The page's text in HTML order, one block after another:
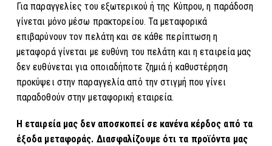
Για παραγγελίες του εξωτερικού ή της Κύπρου, η παράδοση
γίνεται μόνο μέσω πρακτορείου. Τα μεταφορικά
επιβαρύνουν τον πελάτη και σε κάθε περίπτωση η
μεταφορά γίνεται με ευθύνη του πελάτη και η εταιρεία μας
δεν ευθύνεται για οποιαδήποτε ζημιά ή καθυστέρηση
προκύψει στην παραγγελία από την στιγμή που γίνει
παραδοθούν στην μεταφορική εταιρεία.
Η εταιρεία μας δεν αποσκοπεί σε κανένα κέρδος από τα
έξοδα μεταφοράς. Διασφαλίζουμε ότι τα προϊόντα μας